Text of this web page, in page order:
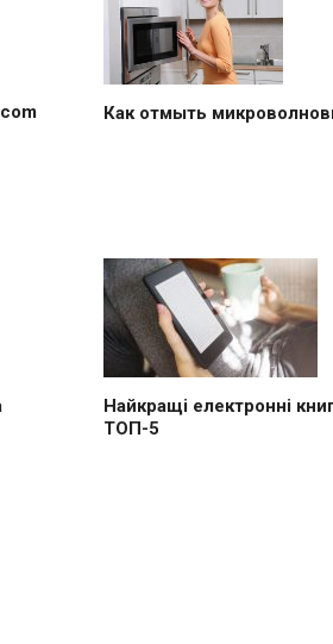
Как отмыть
Найкращі електронні
ТОП-5